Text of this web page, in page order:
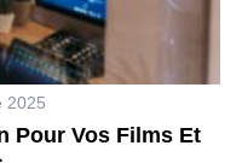
2025
Pour Vos Films Et